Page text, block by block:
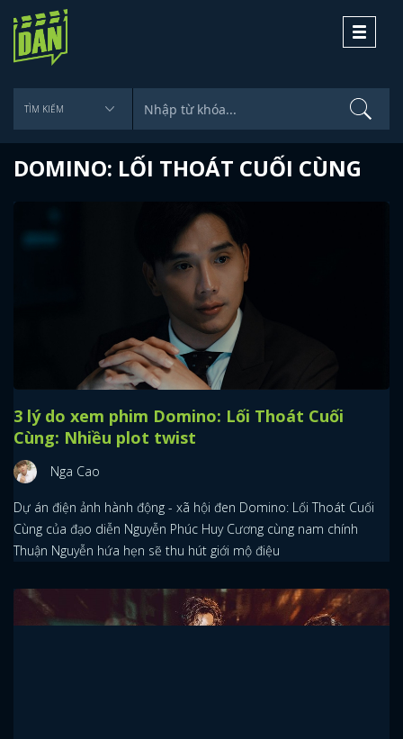
Toggle
DOMINO: LỐI THOÁT CUỐI CÙNG
3 lý do xem phim Domino: Lối Thoát Cuối
Cùng: Nhiều plot twist
Nga Cao
Dự án điện ảnh hành động - xã hội đen Domino: Lối Thoát Cuối
Cùng của đạo diễn Nguyễn Phúc Huy Cương cùng nam chính
Thuận Nguyễn hứa hẹn sẽ thu hút giới mộ điệu